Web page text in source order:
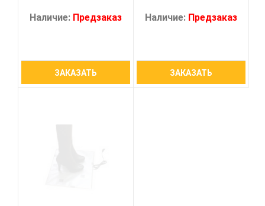
Наличие: Предзаказ
ЗАКАЗАТЬ
Наличие: Предзаказ
ЗАКАЗАТЬ